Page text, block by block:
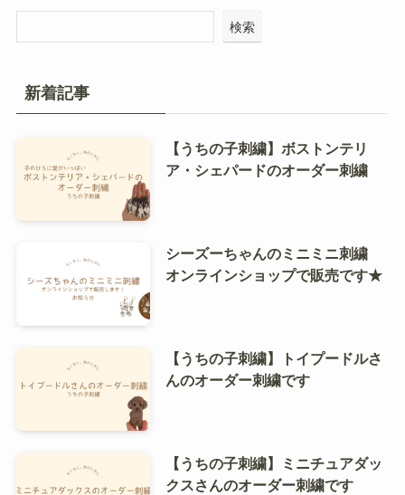
検索
新着記事
【うちの子刺繍】ボストンテリ
ア・シェパードのオーダー刺繍
シーズーちゃんのミニミニ刺繍
オンラインショップで販売です★
【うちの子刺繍】トイプードルさ
んのオーダー刺繍です
【うちの子刺繍】ミニチュアダッ
クスさんのオーダー刺繍です